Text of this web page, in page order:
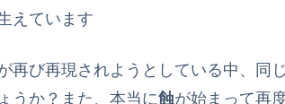
えています
再び再現されようとしている中、同
うか？また、本当に蝕が始まって再